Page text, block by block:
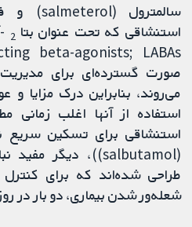
استنشاقی که تحت عنوان بتا 2
می‌روند، بنابراین درک مزایا
استفاده از آنها اغلب
استنشاقی برای تسکین سریع
طراحی شده‌اند که برای
شعله‌ور شدن بیماری، دو بار در